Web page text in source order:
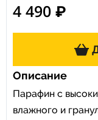
4 490 ₽
Описание
Парафин с
влажного и